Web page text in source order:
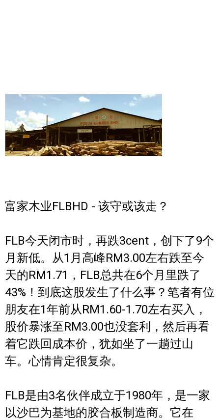
富家木业FLBHD - 该守或该走？
FLB今天闭市时，再跌3cent，创下了9个
月新低。从1月高峰RM3.00左右跌至今
天的RM1.71，FLB总共在6个月里跌了
43%！到底这股发生了什么事？笔者有位
朋友在1年前从RM1.60-1.70左右买入，
股价暴涨至RM3.00也没套利，然后再看
着它跌回成本价，犹如坐了一趟过山
车。心情肯定很复杂。
FLB是由3名伙伴成立于1980年，是一家
以沙巴为基地的胶合板制造商。它在